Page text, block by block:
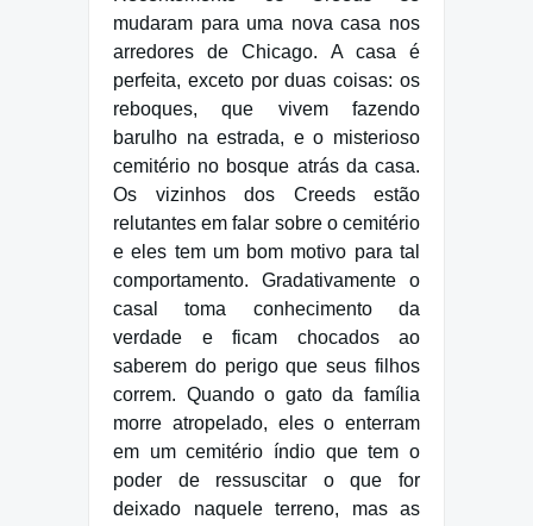
mudaram para uma nova casa nos
arredores de Chicago. A casa é
perfeita, exceto por duas coisas: os
reboques, que vivem fazendo
barulho na estrada, e o misterioso
cemitério no bosque atrás da casa.
Os vizinhos dos Creeds estão
relutantes em falar sobre o cemitério
e eles tem um bom motivo para tal
comportamento. Gradativamente o
casal toma conhecimento da
verdade e ficam chocados ao
saberem do perigo que seus filhos
correm. Quando o gato da família
morre atropelado, eles o enterram
em um cemitério índio que tem o
poder de ressuscitar o que for
deixado naquele terreno, mas as